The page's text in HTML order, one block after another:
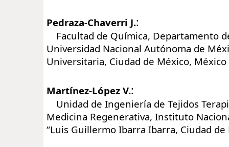
Pedraza-Chaverri J.:
Facultad de Química, Departamento
Universidad Nacional Autónoma de
Universitaria, Ciudad de México, México
Martínez-López V.:
Unidad de Ingeniería de Tejidos
Medicina Regenerativa, Instituto
“Luis Guillermo Ibarra Ibarra, Ciudad